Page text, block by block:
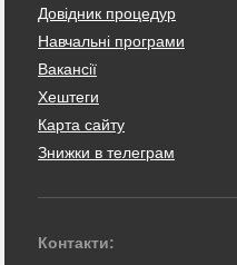
Довідник процедур
Навчальні програми
Вакансії
Хештеги
Карта сайту
Знижки в телеграм
Контакти: